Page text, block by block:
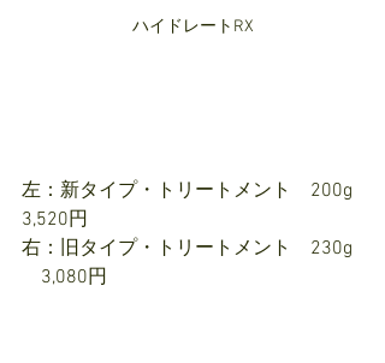
ハイドレートRX
左：新タイプ・トリートメント　200g
3,520円
右：旧タイプ・トリートメント　230g
3,080円